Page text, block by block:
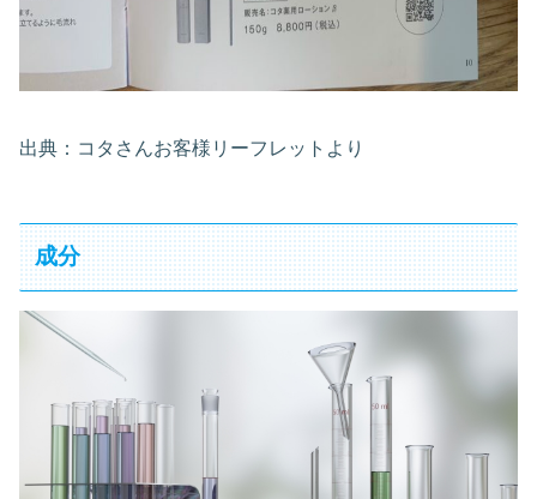
出典：コタさんお客様リーフレットより
成分